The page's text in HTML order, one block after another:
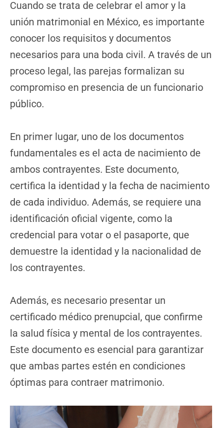
Cuando se trata de celebrar el amor y la
unión matrimonial en México, es importante
conocer los requisitos y documentos
necesarios para una boda civil. A través de un
proceso legal, las parejas formalizan su
compromiso en presencia de un funcionario
público.
En primer lugar, uno de los documentos
fundamentales es el acta de nacimiento de
ambos contrayentes. Este documento,
certifica la identidad y la fecha de nacimiento
de cada individuo. Además, se requiere una
identificación oficial vigente, como la
credencial para votar o el pasaporte, que
demuestre la identidad y la nacionalidad de
los contrayentes.
Además, es necesario presentar un
certificado médico prenupcial, que confirme
la salud física y mental de los contrayentes.
Este documento es esencial para garantizar
que ambas partes estén en condiciones
óptimas para contraer matrimonio.